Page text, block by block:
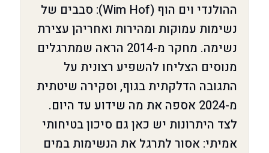
ההולנדי וים הוף (Wim Hof): סבבים של
נשימות עמוקות ומהירות ואחריהן עצירת
נשימה. מחקר מ-2014 הראה שמתרגלים
מנוסים הצליחו להשפיע רצונית על
התגובה הדלקתית בגוף, וסקירה שיטתית
מ-2024 אספה את מה שידוע עד היום.
לצד היתרונות יש כאן גם סיכון בטיחותי
אמיתי: אסור לתרגל את הנשימות במים